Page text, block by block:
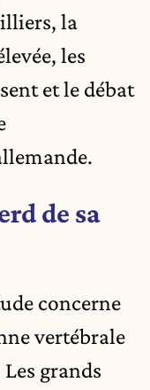
la
les
et le débat
de sa
concerne
vertébrale
grands